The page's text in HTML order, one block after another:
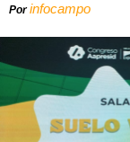
Porinfocampo